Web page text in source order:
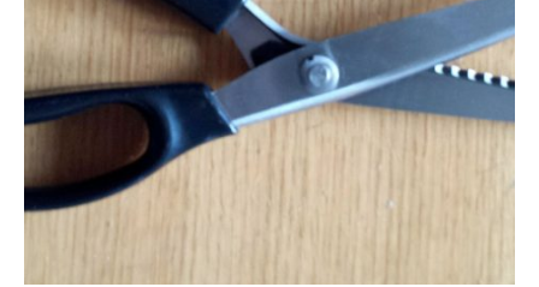
Se connecter
Connexion